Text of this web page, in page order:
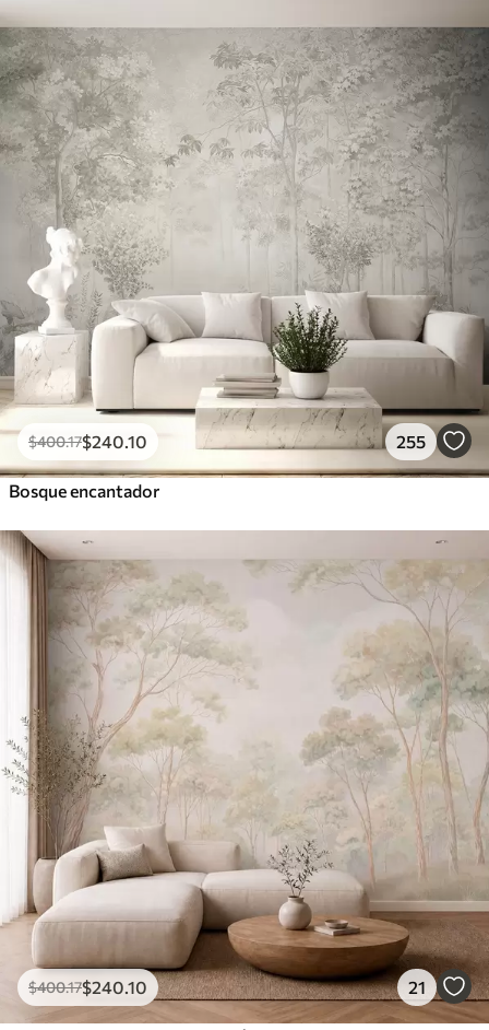
Peel and Stick
1533.33$920.00
$400.17$240 .10 255
Bosque encantador
$400.17$240 .10 21